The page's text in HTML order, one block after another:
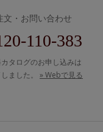
文・お問い合わせ
110-383
タログのお申し込みは
ました。 » Webで見る